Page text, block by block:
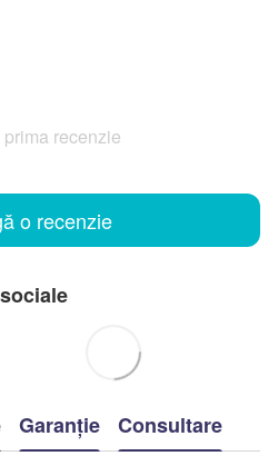
recenzie
o recenzie
Garanție Consultare